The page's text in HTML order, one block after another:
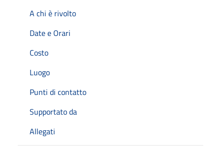
A chi è rivolto
Date e Orari
Costo
Luogo
Punti di contatto
Supportato da
Allegati